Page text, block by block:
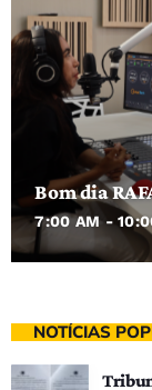
Bom dia
7:00 AM -
NOTÍCIAS